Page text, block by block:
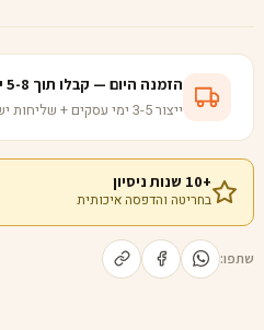
הזמנה היום — קבלו תוך 5-8 ימי עסקים
ייצור 3-5 ימי עסקים + שליחות ישירה לבית
+10 שנות ניסיון
בחריטה והדפסה איכותית
שתפו: